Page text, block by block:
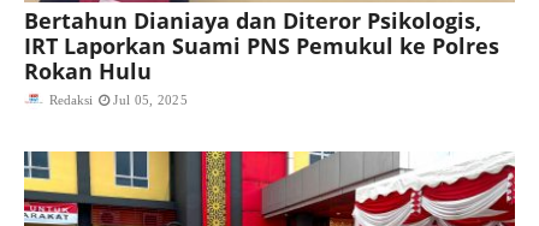
Bertahun Dianiaya dan Diteror Psikologis,
IRT Laporkan Suami PNS Pemukul ke Polres
Rokan Hulu
Redaksi Jul 05, 2025